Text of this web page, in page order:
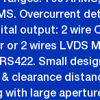
Overcurrent
output: 2 wire
or 2 wires LVDS
Small
clearance
with large